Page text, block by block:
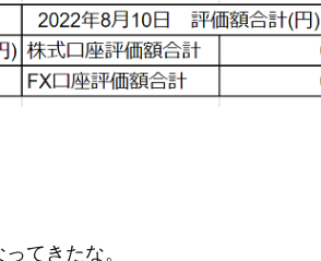
てきたな。